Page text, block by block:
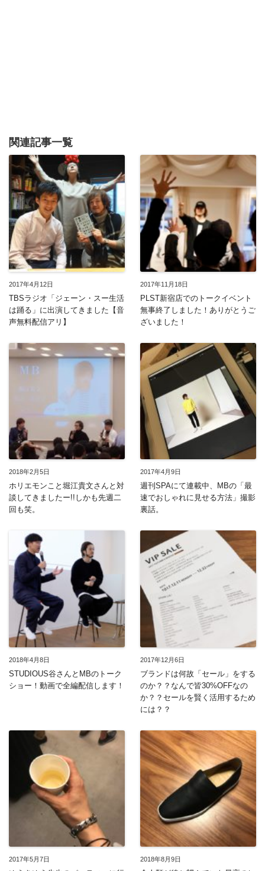
関連記事一覧
2017年4月12日
TBSラジオ「ジェーン・スー生活
は踊る」に出演してきました【音
声無料配信アリ】
2017年11月18日
PLST新宿店でのトークイベント
無事終了しました！ありがとうご
ざいました！
2018年2月5日
ホリエモンこと堀江貴文さんと対
談してきましたー!!しかも先週二
回も笑。
2017年4月9日
週刊SPAにて連載中、MBの「最
速でおしゃれに見せる方法」撮影
裏話。
2018年4月8日
STUDIOUS谷さんとMBのトーク
ショー！動画で全編配信します！
2017年12月6日
ブランドは何故「セール」をする
のか？？なんで皆30%OFFなの
か？？セールを賢く活用するため
には？？
2017年5月7日 2018年8月9日